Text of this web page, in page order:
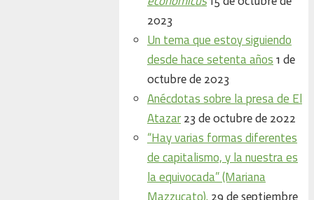
2023
Un tema que estoy siguiendo
desde hace setenta años 1 de
octubre de 2023
Anécdotas sobre la presa de El
Atazar 23 de octubre de 2022
“Hay varias formas diferentes
de capitalismo, y la nuestra es
la equivocada” (Mariana
29 de septiembre